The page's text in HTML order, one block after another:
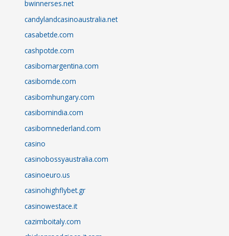
bwinnerses.net
candylandcasinoaustralia.net
casabetde.com
cashpotde.com
casibomargentina.com
casibomde.com
casibomhungary.com
casibomindia.com
casibomnederland.com
casino
casinobossyaustralia.com
casinoeuro.us
casinohighflybet.gr
casinowestace.it
cazimboitaly.com